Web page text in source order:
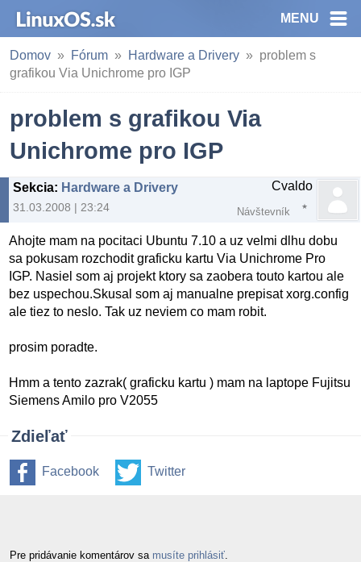
MENU
Domov Fórum Hardware a Drivery
problem s
grafikou Via Unichrome pro IGP
problem s grafikou Via
Unichrome pro IGP
Sekcia: Hardware a Drivery
31.03.2008 | 23:24
Cvaldo
Návštevník
Ahojte mam na pocitaci Ubuntu 7.10 a uz velmi dlhu dobu
sa pokusam rozchodit graficku kartu Via Unichrome Pro
IGP. Nasiel som aj projekt ktory sa zaobera touto kartou ale
bez uspechou.Skusal som aj manualne prepisat xorg.config
ale tiez to neslo. Tak uz neviem co mam robit.
prosim poradte.
Hmm a tento zazrak( graficku kartu ) mam na laptope Fujitsu
Siemens Amilo pro V2055
Zdieľať
Facebook Twitter
Pre pridávanie komentárov sa musíte prihlásiť